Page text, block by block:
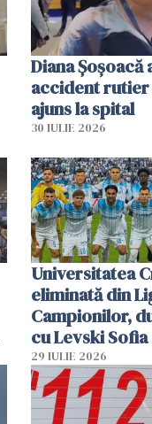
Diana Șoșoacă
accident rutier
ajuns la spital
30 IULIE 2026
Universitatea
eliminată din
Campionilor,
cu Levski Sofia
29 IULIE 2026